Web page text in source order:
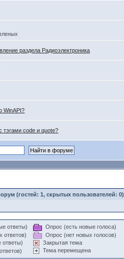
раздела Радиоэлектроника
WinAPI?
тэгами code и quote?
(гостей: 1, скрытых пользователей: 0)
ответы)
ответов)
ответы)
Опрос (есть новые голоса)
Опрос (нет новых голосов)
Закрытая тема
Тема перемещена